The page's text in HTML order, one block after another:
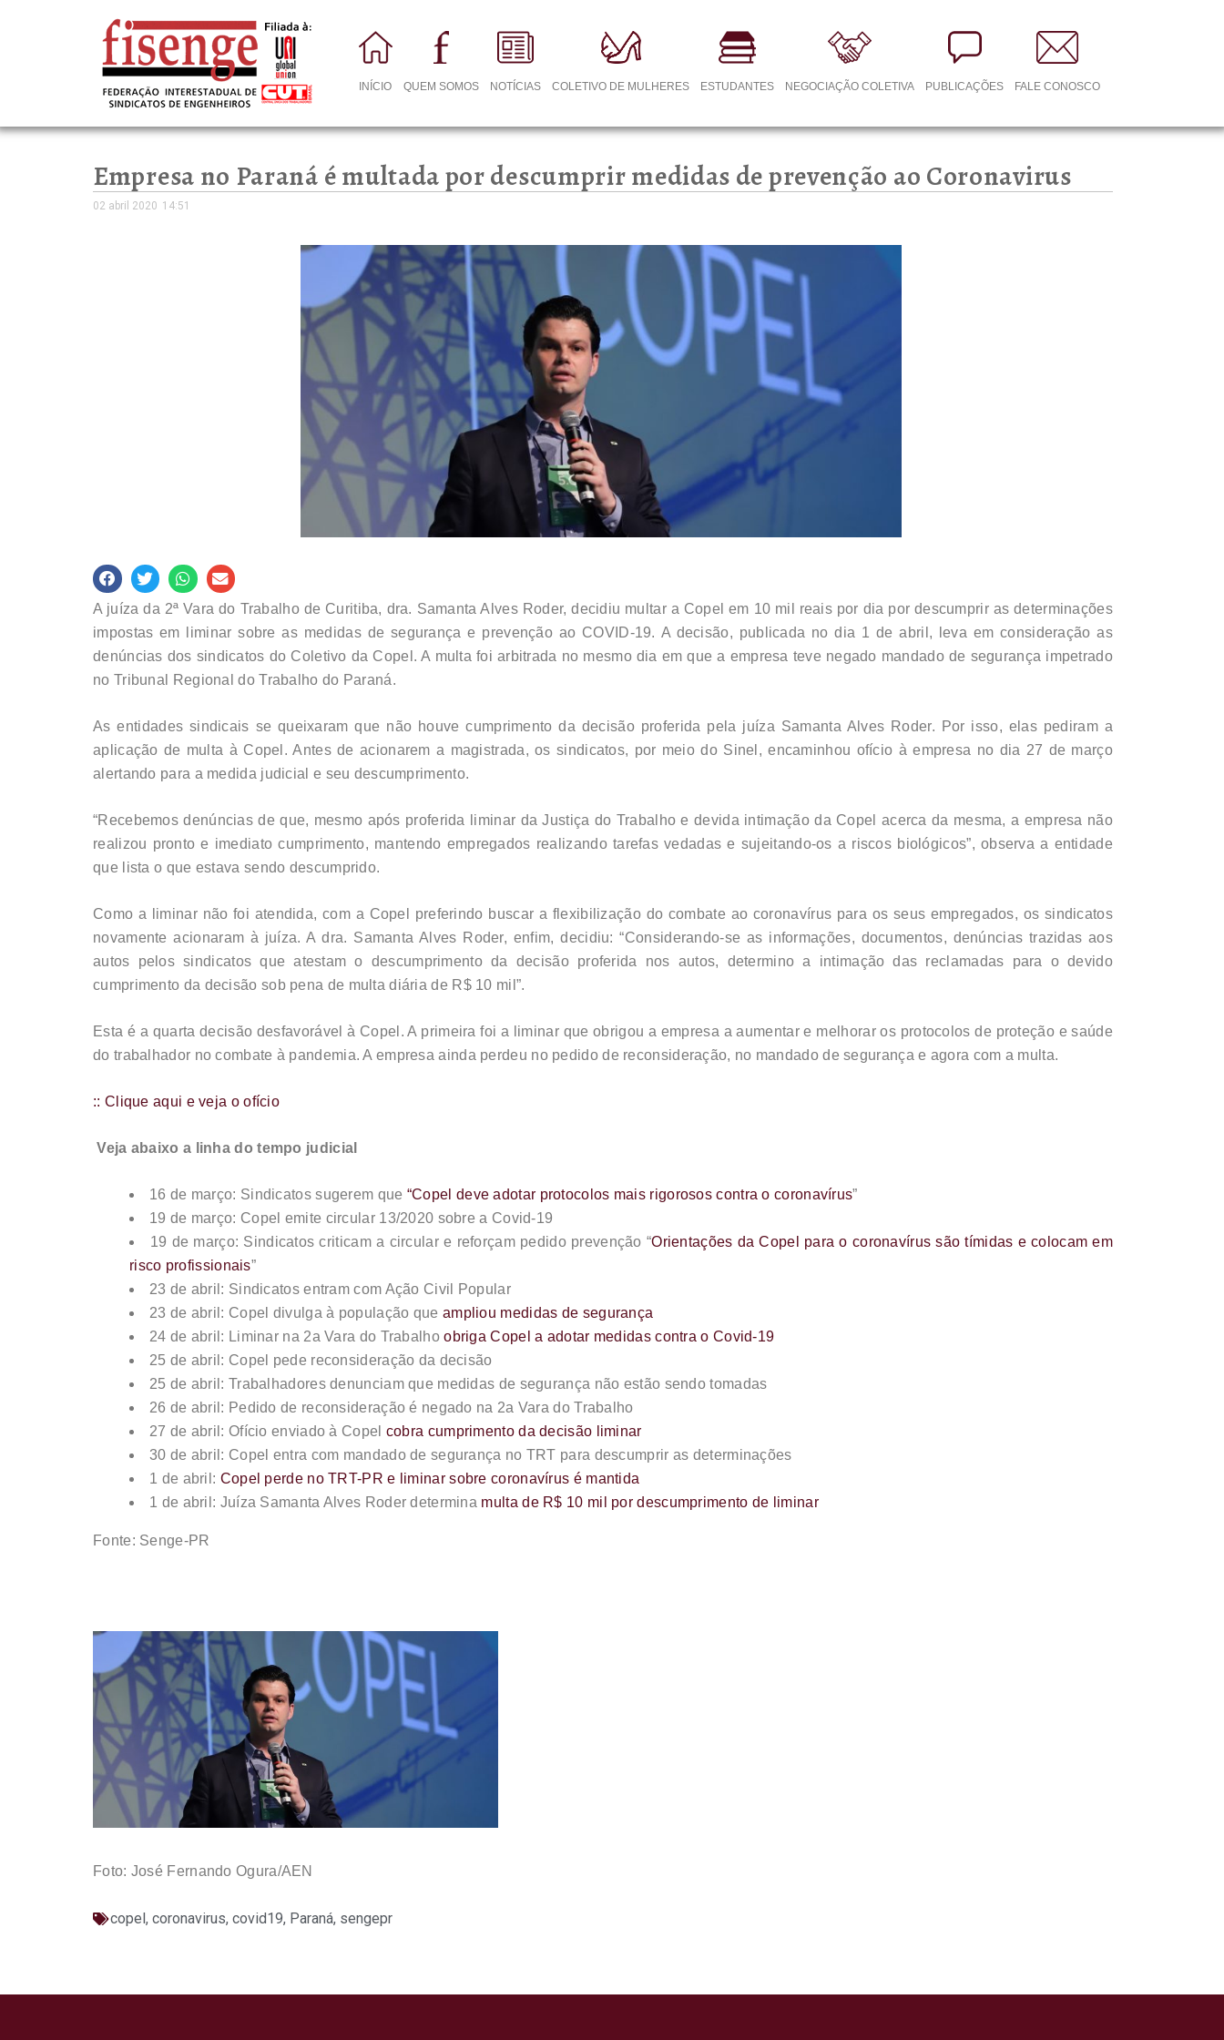
INÍCIO QUEM SOMOS NOTÍCIAS COLETIVO DE MULHERES ESTUDANTES NEGOCIAÇÃO COLETIVA PUBLICAÇÕES FALE CONOSCO
Empresa no Paraná é multada por descumprir medidas de prevenção ao Coronavirus
02 abril 2020 14:51
A juíza da 2ª Vara do Trabalho de Curitiba, dra. Samanta Alves Roder, decidiu multar a Copel em 10 mil reais por dia por descumprir as determinações
impostas em liminar sobre as medidas de segurança e prevenção ao COVID-19. A decisão, publicada no dia 1 de abril, leva em consideração as
denúncias dos sindicatos do Coletivo da Copel. A multa foi arbitrada no mesmo dia em que a empresa teve negado mandado de segurança impetrado
no Tribunal Regional do Trabalho do Paraná.
As entidades sindicais se queixaram que não houve cumprimento da decisão proferida pela juíza Samanta Alves Roder. Por isso, elas pediram a
aplicação de multa à Copel. Antes de acionarem a magistrada, os sindicatos, por meio do Sinel, encaminhou ofício à empresa no dia 27 de março
alertando para a medida judicial e seu descumprimento.
“Recebemos denúncias de que, mesmo após proferida liminar da Justiça do Trabalho e devida intimação da Copel acerca da mesma, a empresa não
realizou pronto e imediato cumprimento, mantendo empregados realizando tarefas vedadas e sujeitando-os a riscos biológicos”, observa a entidade
que lista o que estava sendo descumprido.
Como a liminar não foi atendida, com a Copel preferindo buscar a flexibilização do combate ao coronavírus para os seus empregados, os sindicatos
novamente acionaram à juíza. A dra. Samanta Alves Roder, enfim, decidiu: “Considerando-se as informações, documentos, denúncias trazidas aos
autos pelos sindicatos que atestam o descumprimento da decisão proferida nos autos, determino a intimação das reclamadas para o devido
cumprimento da decisão sob pena de multa diária de R$ 10 mil”.
Esta é a quarta decisão desfavorável à Copel. A primeira foi a liminar que obrigou a empresa a aumentar e melhorar os protocolos de proteção e saúde
do trabalhador no combate à pandemia. A empresa ainda perdeu no pedido de reconsideração, no mandado de segurança e agora com a multa.
:: Clique aqui e veja o ofício
Veja abaixo a linha do tempo judicial
16 de março: Sindicatos sugerem que “Copel deve adotar protocolos mais rigorosos contra o coronavírus”
19 de março: Copel emite circular 13/2020 sobre a Covid-19
19 de março: Sindicatos criticam a circular e reforçam pedido prevenção “Orientações da Copel para o coronavírus são tímidas e colocam em
risco profissionais”
23 de abril: Sindicatos entram com Ação Civil Popular
23 de abril: Copel divulga à população que ampliou medidas de segurança
24 de abril: Liminar na 2a Vara do Trabalhoobriga Copel a adotar medidas contra o Covid-19
25 de abril: Copel pede reconsideração da decisão
25 de abril: Trabalhadores denunciam que medidas de segurança não estão sendo tomadas
26 de abril: Pedido de reconsideração é negado na 2a Vara do Trabalho
27 de abril: Ofício enviado à Copel cobra cumprimento da decisão liminar
30 de abril: Copel entra com mandado de segurança no TRT para descumprir as determinações
1 de abril: Copel perde no TRT-PR e liminar sobre coronavírus é mantida
1 de abril: Juíza Samanta Alves Roder determina multa de R$ 10 mil por descumprimento de liminar
Fonte: Senge-PR
Foto: José Fernando Ogura/AEN
copel, coronavirus, covid19, Paraná, sengepr